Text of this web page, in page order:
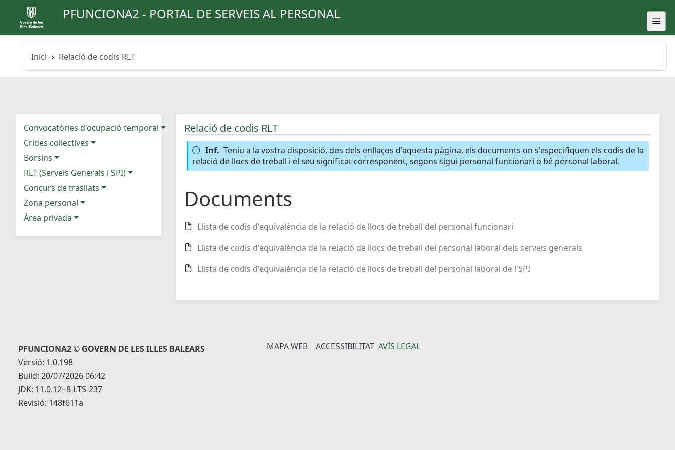
PFUNCIONA2 - PORTAL DE SERVEIS AL PERSONAL
Inici Relació de codis RLT
Convocatòries d'ocupació temporal
Crides col·lectives
Borsins
RLT (Serveis Generals i SPI)
Concurs de trasllats
Zona personal
Àrea privada
Relació de codis RLT
Inf. Teniu a la vostra disposició, des dels enllaços d'aquesta pàgina, els documents on s'especifiquen els codis de la
relació de llocs de treball i el seu significat corresponent, segons sigui personal funcionari o bé personal laboral.
Documents
Llista de codis d'equivalència de la relació de llocs de treball del personal funcionari
Llista de codis d'equivalència de la relació de llocs de treball del personal laboral dels serveis generals
Llista de codis d'equivalència de la relació de llocs de treball del personal laboral de l'SPI
PFUNCIONA2 © GOVERN DE LES ILLES BALEARS
Versió: 1.0.198
Build: 20/07/2026 06:42
JDK: 11.0.12+8-LTS-237
Revisió: 148f611a
MAPA WEB ACCESSIBILITAT AVÍS LEGAL